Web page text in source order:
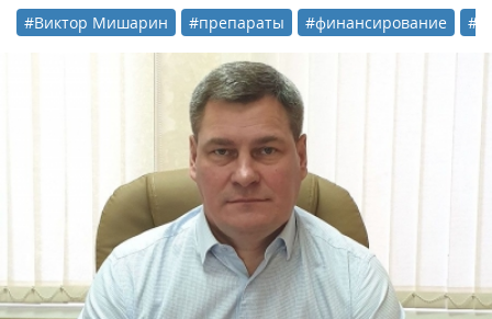
#Виктор Мишарин #препараты #финансирование